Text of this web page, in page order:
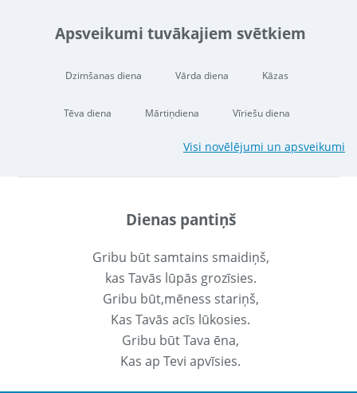
Apsveikumi tuvākajiem svētkiem
Dzimšanas diena Vārda diena Kāzas
Tēva diena Mārtiņdiena Vīriešu diena
Visi novēlējumi un apsveikumi
Dienas pantiņš
Gribu būt samtains smaidiņš,
kas Tavās lūpās grozīsies.
Gribu būt,mēness stariņš,
Kas Tavās acīs lūkosies.
Gribu būt Tava ēna,
Kas ap Tevi apvīsies.